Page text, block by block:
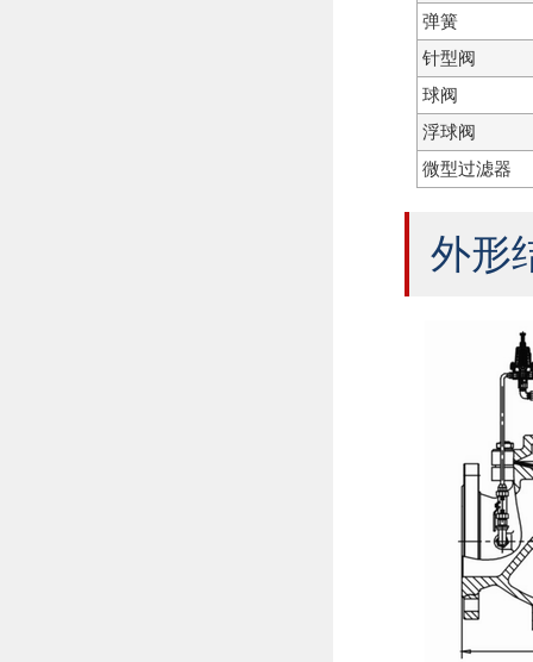
弹簧
针型阀
球阀
浮球阀
微型过滤器
外形